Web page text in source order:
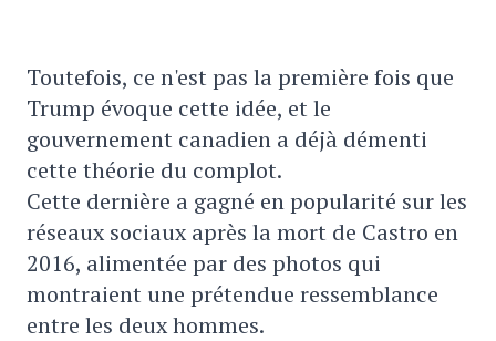
Toutefois, ce n'est pas la première fois que
Trump évoque cette idée, et le
gouvernement canadien a déjà démenti
cette théorie du complot.
Cette dernière a gagné en popularité sur les
réseaux sociaux après la mort de Castro en
2016, alimentée par des photos qui
montraient une prétendue ressemblance
entre les deux hommes.